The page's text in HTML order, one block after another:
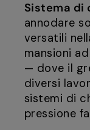
Sistema di
annodare
versatili
mansioni
— dove il
diversi
sistemi di
pressione